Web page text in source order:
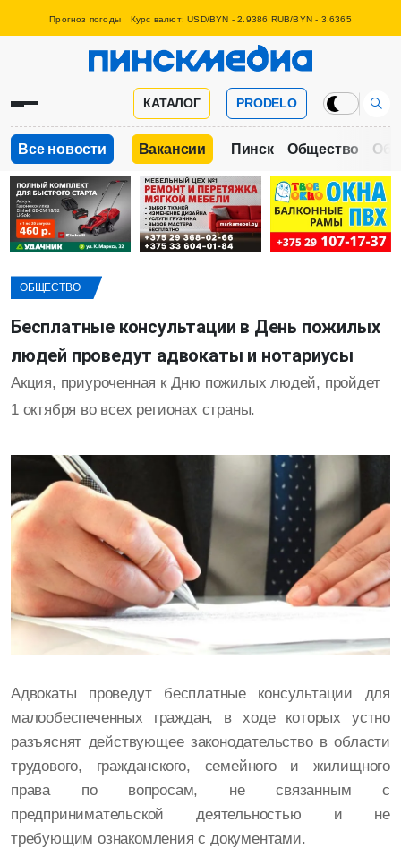
Прогноз погоды Курс валют: USD/BYN - 2.9386 RUB/BYN - 3.6365
КАТАЛОГ PRODELO
Все новости Вакансии Пинск Общество
ОБЩЕСТВО
Бесплатные консультации в День пожилых
людей проведут адвокаты и нотариусы
Акция, приуроченная к Дню пожилых людей, пройдет
1 октября во всех регионах страны.
Адвокаты проведут бесплатные консультации для
малообеспеченных граждан, в ходе которых устно
разъяснят действующее законодательство в области
трудового, гражданского, семейного и жилищного
права по вопросам, не связанным с
предпринимательской деятельностью и не
требующим ознакомления с документами.